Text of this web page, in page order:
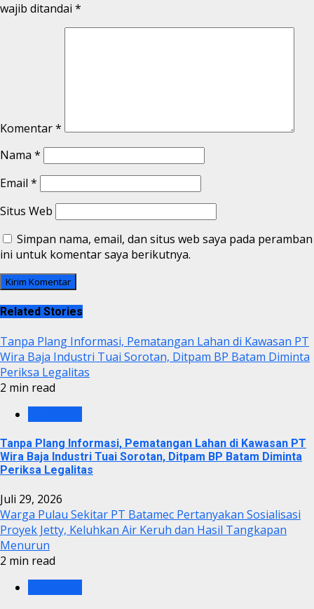
wajib ditandai *
Komentar*
Nama *
Email *
Situs Web
Simpan nama, email, dan situs web saya pada peramban
ini untuk komentar saya berikutnya.
Related Stories
Tanpa Plang Informasi, Pematangan Lahan di Kawasan PT
Wira Baja Industri Tuai Sorotan, Ditpam BP Batam Diminta
Periksa Legalitas
2 min read
Tanpa Plang Informasi, Pematangan Lahan di Kawasan PT
Wira Baja Industri Tuai Sorotan, Ditpam BP Batam Diminta
Periksa Legalitas
Juli 29, 2026
Warga Pulau Sekitar PT Batamec Pertanyakan Sosialisasi
Proyek Jetty, Keluhkan Air Keruh dan Hasil Tangkapan
Menurun
2 min read